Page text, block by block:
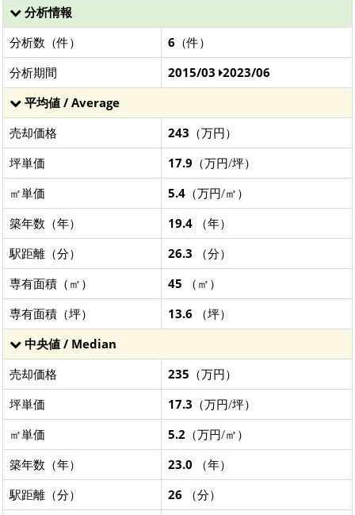
分析情報
分析数（件）
6 （件）
分析期間
2015/03 2023/06
平均値 / Average
売却価格
243 （万円）
坪単価
17.9 （万円/坪）
㎡単価
5.4 （万円/㎡）
築年数（年）
19.4 （年）
駅距離（分）
26.3 （分）
専有面積（㎡）
45 （㎡）
専有面積（坪）
13.6 （坪）
中央値 / Median
売却価格
235 （万円）
坪単価
17.3 （万円/坪）
㎡単価
5.2 （万円/㎡）
築年数（年）
23.0 （年）
駅距離（分）
26 （分）